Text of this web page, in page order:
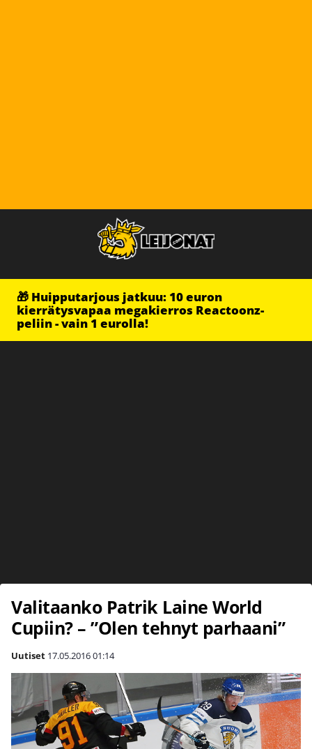
🎁 Huipputarjous jatkuu: 10 euron
kierrätysvapaa megakierros Reactoonz-
peliin - vain 1 eurolla!
Valitaanko Patrik Laine World
Cupiin? – ”Olen tehnyt parhaani”
Uutiset 17.05.201601:14